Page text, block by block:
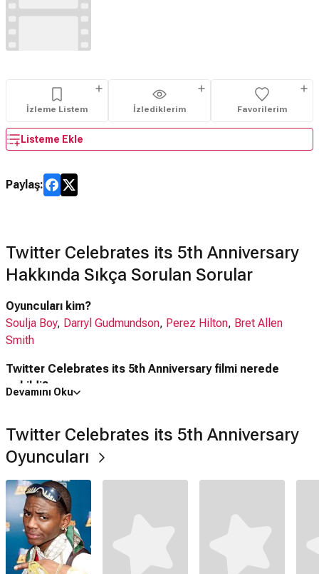
İzleme Listem İzlediklerim Favorilerim
Listeme Ekle
Paylaş:
Twitter Celebrates its 5th Anniversary
Hakkında Sıkça Sorulan Sorular
Oyuncuları kim?
Soulja Boy, Darryl Gudmundson, Perez Hilton, Bret Allen
Smith
Twitter Celebrates its 5th Anniversary filmi nerede
çekildi?
Twitter Celebrates its 5th Anniversary filmi hangi tür?
Kısa Film
Netflix'te var mı?
Hayır. Film Netflix'te yayınlanmamaktadır.
Amazon Prime'da var mı?
Hayır. Film Amazon Prime'da yayınlanmamaktadır.
Twitter Celebrates its 5th Anniversary devam filmi var
Devamını Oku
Twitter Celebrates its 5th Anniversary
Oyuncuları